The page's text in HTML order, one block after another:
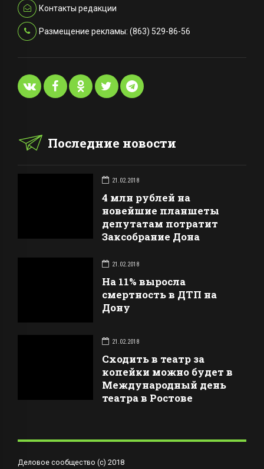
Контакты редакции
Размещение рекламы: (863) 529-86-56
Последние новости
21.02.2018
4 млн рублей на
новейшие планшеты
депутатам потратит
Заксобрание Дона
21.02.2018
На 11% выросла
смертность в ДТП на
Дону
21.02.2018
Сходить в театр за
копейки можно будет в
Международный день
театра в Ростове
Деловое сообщество (с) 2018